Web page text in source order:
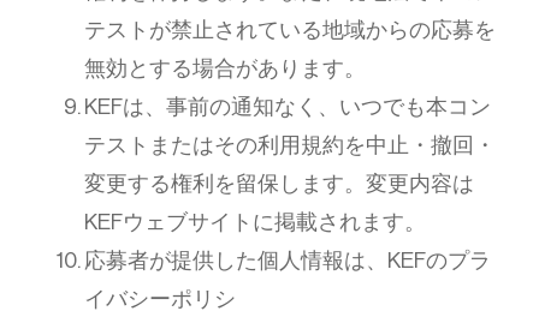
テストが禁止されている地域からの応募を
無効とする場合があります。
KEFは、事前の通知なく、いつでも本コン
テストまたはその利用規約を中止・撤回・
変更する権利を留保します。変更内容は
KEFウェブサイトに掲載されます。
応募者が提供した個人情報は、KEFのプラ
イバシーポリシ